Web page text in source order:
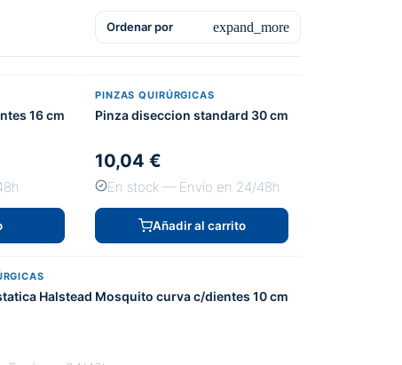
Ordenar por expand_more
16 cm
PINZAS QUIRÚRGICAS
Pinza diseccion standard 30 cm
10,04 €
En stock — Envío en 24/48h
Añadir al carrito
Halstead Mosquito curva c/dientes 10 cm